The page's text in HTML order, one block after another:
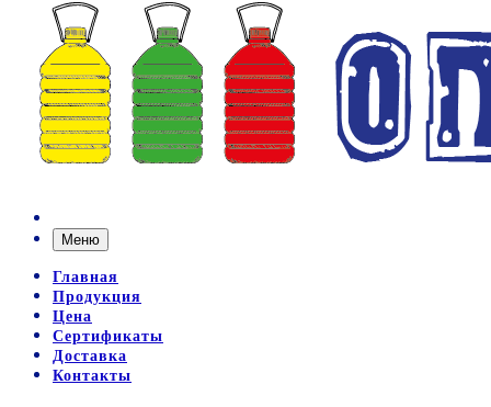
Меню
Главная
Продукция
Цена
Сертификаты
Доставка
Контакты